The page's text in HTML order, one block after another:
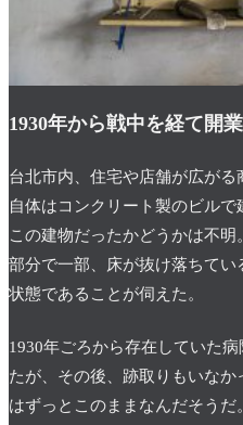
1930年から戦中を経て開
台北市内、住宅や店舗が広が
自体はコンクリート製のビル
この建物だったかどうかは不
部分で一部、床が抜け落ちて
状態であることが伺えた。
1930年ごろから存在していた
たが、その後、跡取りもいな
はずっとこのままなんだそう